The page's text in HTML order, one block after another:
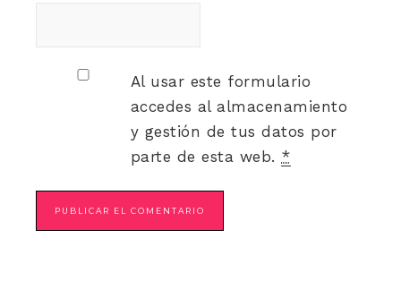
Al usar este formulario
accedes al almacenamiento
y gestión de tus datos por
parte de esta web. *